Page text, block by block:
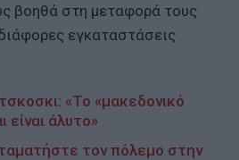
βοηθά στη μεταφορά τους
εγκαταστάσεις
«Το «μακεδονικό
είναι άλυτο»
τον πόλεμο στην